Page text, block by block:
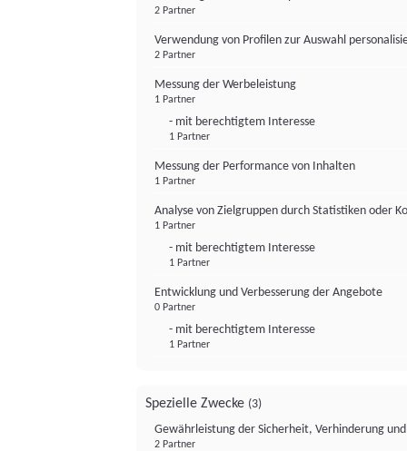
2 Partner
Verwendung von Profilen zur Auswahl
2 Partner
Messung der Werbeleistung
1 Partner
- mit berechtigtem Interesse
1 Partner
Messung der Performance von Inhalten
1 Partner
Analyse von Zielgruppen durch Statistiken oder
1 Partner
- mit berechtigtem Interesse
1 Partner
Entwicklung und Verbesserung der Angebote
0 Partner
- mit berechtigtem Interesse
1 Partner
Spezielle Zwecke (3)
Gewährleistung der Sicherheit, Verhinderung
2 Partner